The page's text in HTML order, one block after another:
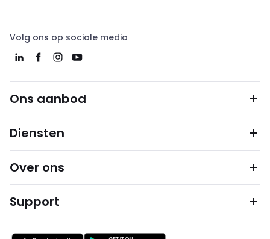
Volg ons op sociale media
Ons aanbod
Diensten
Over ons
Support